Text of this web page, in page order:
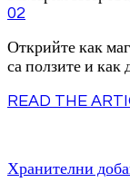
02
Открийте как
са ползите и как
READ THE
Хранителни